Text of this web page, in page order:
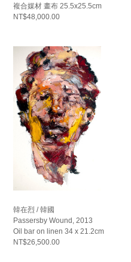
複合媒材 畫布 25.5x25.5cm
NT$48,000.00
韓在烈 / 韓國
Passersby Wound, 2013
Oil bar on linen 34 x 21.2cm
NT$26,500.00